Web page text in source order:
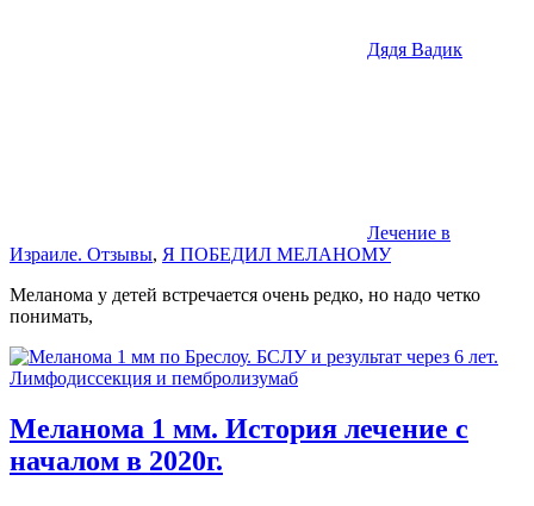
Дядя Вадик
Лечение в
Израиле. Отзывы, Я ПОБЕДИЛ МЕЛАНОМУ
Меланома у детей встречается очень редко, но надо четко
понимать,
Меланома 1 мм. История лечение с
началом в 2020г.